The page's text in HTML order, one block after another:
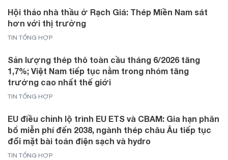
Hội thảo nhà thầu ở Rạch Giá: Thép Miền Nam sát
hơn với thị trường
TIN TỔNG HỢP
Sản lượng thép thô toàn cầu tháng 6/2026 tăng
1,7%; Việt Nam tiếp tục nằm trong nhóm tăng
trưởng cao nhất thế giới
TIN TỔNG HỢP
EU điều chỉnh lộ trình EU ETS và CBAM: Gia hạn phân
bổ miễn phí đến 2038, ngành thép châu Âu tiếp tục
đối mặt bài toán điện sạch và hydro
TIN TỔNG HỢP